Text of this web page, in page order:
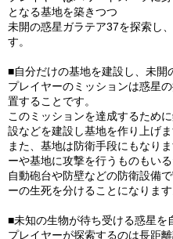
となる基地を築きつつ
未開の惑星ガラテア37を探索し
す。
■自分だけの基地を建設し、未開
プレイヤーのミッションは惑星
置することです。
このミッションを達成するため
設などを建設し基地を作り上げま
また、基地は防衛手段にもなり
ーや基地に攻撃を行うものもいる
自動砲台や防壁などの防衛設備
ーの生死を分けることになります
■未知の生物が待ち受ける惑星を
プレイヤーが探索するのは長距